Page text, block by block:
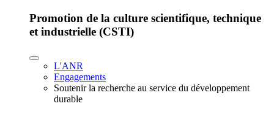
Promotion de la culture scientifique, technique
et industrielle (CSTI)
L'ANR
Engagements
Soutenir la recherche au service du développement
durable